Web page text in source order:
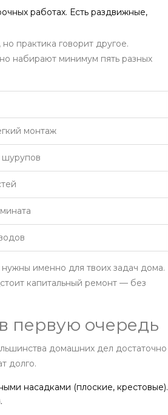
работах. Есть раздвижные,
практика говорит другое.
набирают минимум пять разных
монтаж
шурупов
именно для твоих задач дома.
капитальный ремонт — без
первую очередь
домашних дел достаточно
долго.
насадками (плоские, крестовые).